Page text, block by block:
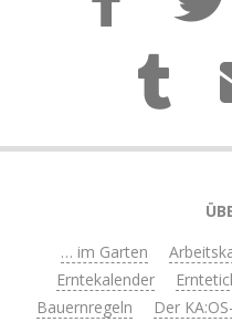
… im Garten
Erntekalender
Bauernregeln
Der